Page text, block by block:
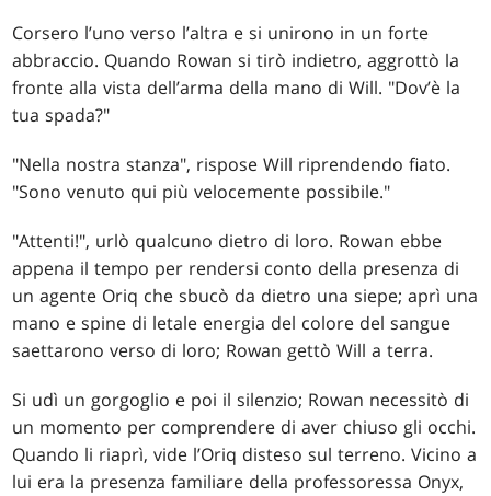
Corsero l’uno verso l’altra e si unirono in un forte
abbraccio. Quando Rowan si tirò indietro, aggrottò la
fronte alla vista dell’arma della mano di Will. "Dov’è la
tua spada?"
"Nella nostra stanza", rispose Will riprendendo fiato.
"Sono venuto qui più velocemente possibile."
"Attenti!", urlò qualcuno dietro di loro. Rowan ebbe
appena il tempo per rendersi conto della presenza di
un agente Oriq che sbucò da dietro una siepe; aprì una
mano e spine di letale energia del colore del sangue
saettarono verso di loro; Rowan gettò Will a terra.
Si udì un gorgoglio e poi il silenzio; Rowan necessitò di
un momento per comprendere di aver chiuso gli occhi.
Quando li riaprì, vide l’Oriq disteso sul terreno. Vicino a
lui era la presenza familiare della professoressa Onyx,